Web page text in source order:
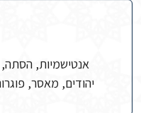
יהודים, מאסר,